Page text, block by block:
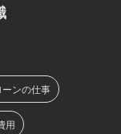
ンの仕事
用